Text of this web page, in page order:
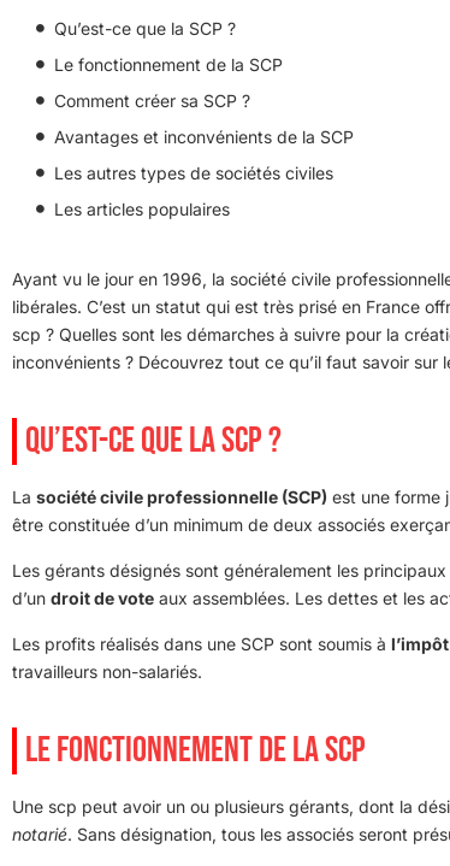
Qu’est-ce que la SCP ?
Le fonctionnement de la SCP
Comment créer sa SCP ?
Avantages et inconvénients de la SCP
Les autres types de sociétés civiles
Les articles populaires
Ayant vu le jour en 1996, la société civile
libérales. C’est un statut qui est très prisé en France
scp ? Quelles sont les démarches à suivre pour la
inconvénients ? Découvrez tout ce qu’il faut savoir sur
QU’EST-CE QUE LA SCP ?
La société civile professionnelle (SCP) est une forme
être constituée d’un minimum de deux associés
Les gérants désignés sont généralement les
d’un droit de vote aux assemblées. Les dettes et les
Les profits réalisés dans une SCP sont soumis à
travailleurs non-salariés.
LE FONCTIONNEMENT DE LA SCP
Une scp peut avoir un ou plusieurs gérants, dont la
notarié. Sans désignation, tous les associés seront